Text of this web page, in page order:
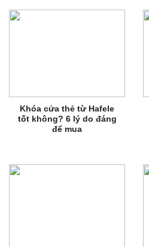
Khóa cửa thẻ từ Hafele
tốt không? 6 lý do đáng
để mua